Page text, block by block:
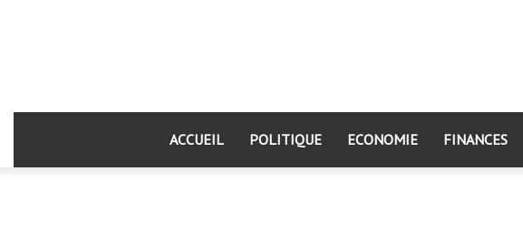
ACCUEIL POLITIQUE ECONOMIE FINANCES